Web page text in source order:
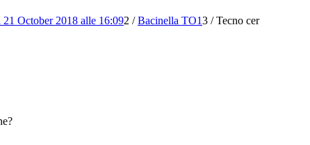
21 October 2018 alle 16:092 / Bacinella TO13 / Tecno cer